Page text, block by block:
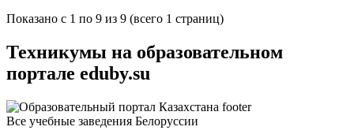
Показано с 1 по 9 из 9 (всего 1 страниц)
Техникумы на образовательном
портале eduby.su
Все учебные заведения Белоруссии